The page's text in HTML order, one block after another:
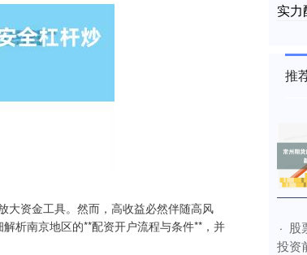
大资金工具。然而，高收益必然伴随高风
析南京地区的**配资开户流程与条件**，并
实
推
· 股
投资